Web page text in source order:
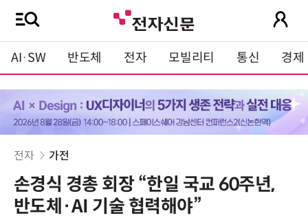
AI·SW 반도체 전자 모빌리티 통신 경제
전자 가전
손경식 경총 회장 “한일 국교 60주년,
반도체·AI 기술 협력해야”